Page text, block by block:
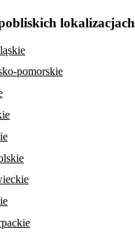
lokalizacjach
pomorskie